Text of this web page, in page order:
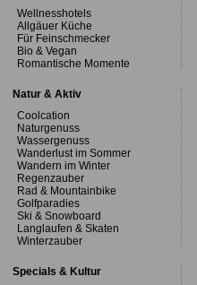
Wellnesshotels
Allgäuer Küche
Für Feinschmecker
Bio & Vegan
Romantische Momente
Natur & Aktiv
Coolcation
Naturgenuss
Wassergenuss
Wanderlust im Sommer
Wandern im Winter
Regenzauber
Rad & Mountainbike
Golfparadies
Ski & Snowboard
Langlaufen & Skaten
Winterzauber
Specials & Kultur